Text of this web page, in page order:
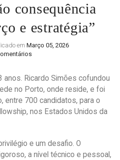
consequência
e estratégia”
em Março 05, 2026
anos. Ricardo Simões cofundou
no Porto, onde reside, e foi
entre 700 candidatos, para o
nos Estados Unidos da
e um desafio. O
a nível técnico e pessoal,